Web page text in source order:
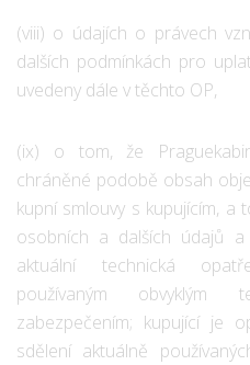
(viii) o údajích o právech
dalších podmínkách pro
uvedeny dále v těchto OP,
(ix) o tom, že
chráněné podobě obsah
kupní smlouvy s kupujícím, a
osobních a dalších údajů
aktuální technická
používaným obvyklým
zabezpečením; kupující je
sdělení aktuálně